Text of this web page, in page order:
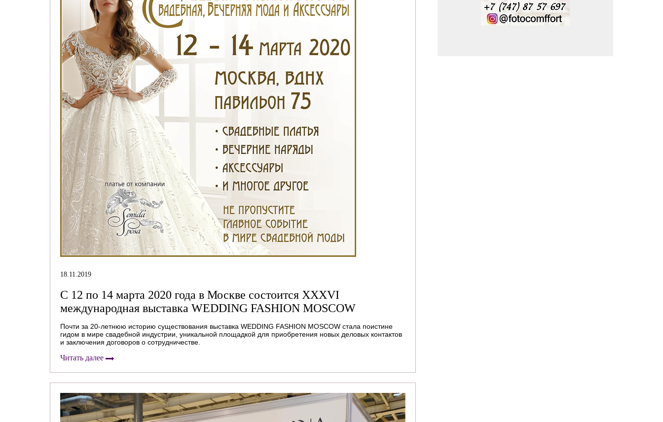
18.11.2019
С 12 по 14 марта 2020 года в Москве состоится XXXVI
международная выставка WEDDING FASHION MOSCOW
Почти за 20-летнюю историю существования выставка WEDDING FASHION MOSCOW стала поистине
гидом в мире свадебной индустрии, уникальной площадкой для приобретения новых деловых контактов
и заключения договоров о сотрудничестве.
Читать далее